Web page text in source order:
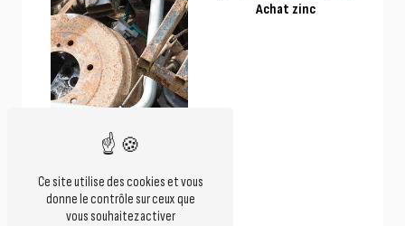
Achat cuivre
Achat zinc
Ce site utilise des cookies et vous
donne le contrôle sur ceux que
vous souhaitez activer